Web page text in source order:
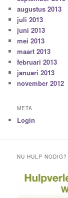
augustus 2013
juli 2013
juni 2013
mei 2013
maart 2013
februari 2013
januari 2013
november 2012
META
Login
NU HULP